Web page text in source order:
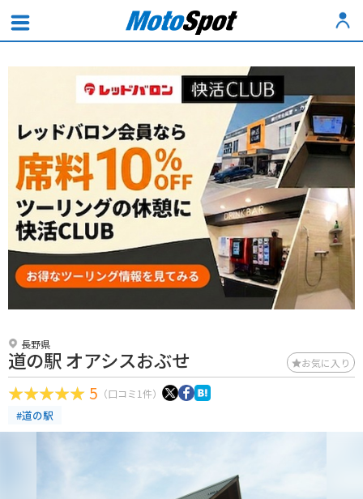
長野県
道の駅 オアシスおぶせ お気に入り
5 （口コミ1件）
#道の駅